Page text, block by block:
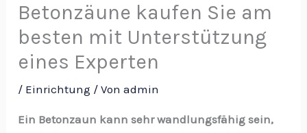
Betonzäune kaufen Sie am
besten mit Unterstützung
eines Experten
/ Einrichtung / Vonadmin
Ein Betonzaun kann sehr wandlungsfähig sein,